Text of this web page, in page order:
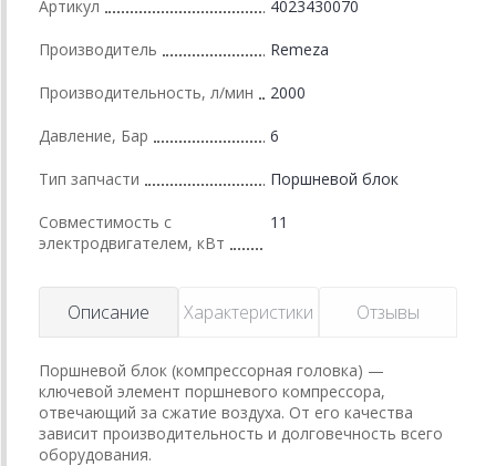
Артикул 4023430070
Производитель Remeza
Производительность, л/мин 2000
Давление, Бар 6
Тип запчасти Поршневой блок
Совместимость с
электродвигателем, кВт
11
Описание Характеристики Отзывы
Поршневой блок (компрессорная головка) —
ключевой элемент поршневого компрессора,
отвечающий за сжатие воздуха. От его качества
зависит производительность и долговечность всего
оборудования.